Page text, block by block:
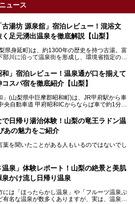
ュース
古湯坊 源泉舘」宿泊レビュー！混浴文
足元湧出温泉を徹底解説【山梨】
県身延町)は、約1300年の歴史を持つ古湯。富
部川に沿って温泉街を形成し、環境省指定の国
坊 源泉舘」は、戦国時代に武田信玄公も療養
れる名湯の宿。最大の特徴は、令和の現代にお
化が守られ、老若男女の分け隔て一切無く温泉
が、「古湯坊 源泉舘」では本来あるべき混浴
ている点に注目すべきでしょう。
出の混浴温泉である「かくし湯大岩風呂」をは
である「別館神泉」を中心に「古湯坊 源泉
徹底紹介します。
和」宿泊レビュー！温泉通が口を揃えて
スパ宿を徹底紹介【山梨】
」(山梨県中巨摩郡昭和町)は、JR甲府駅から車
央自動車道 甲府昭和ICからならば車で約1分の
でも6,000円台から宿泊可能です。
魅力は“温泉そのもの”でしょう。自家源泉を
は、入浴すると実にサッパリ爽快。日帰り入浴
あり、全国の温泉ファンがこの温泉を求めて
の沸かし湯が一般的ですが、ここは本物の極上
価格破壊と言えるクオリティです。
などをご紹介。温泉通が口を揃えて絶賛する神
貌を徹底解説します！
日帰り湯治体験！山梨の竜王ラドン温
あの魅力をご紹介
葉を聞いたことがある人もいるのではないでし
できない、湯治体験が日帰りでできる温浴施設
ます。
をご紹介します。
温泉」体験レポート！山梨の絶景と美肌
かけ流し日帰り温泉
には「ほったらかし温泉」や「フルーツ温泉ぷ
有名な温泉が数多くありますが、実は、温泉マ